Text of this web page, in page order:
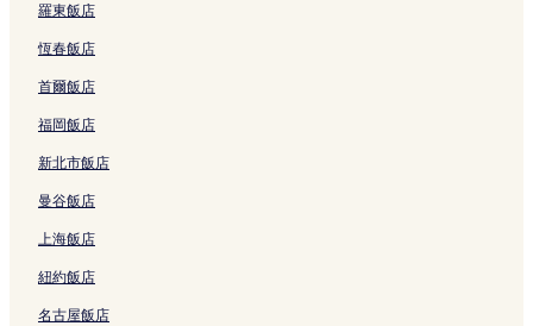
連
結
羅東飯店
恆春飯店
首爾飯店
福岡飯店
新北市飯店
曼谷飯店
上海飯店
紐約飯店
名古屋飯店